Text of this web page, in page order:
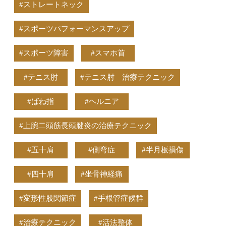
#ストレートネック
#スポーツパフォーマンスアップ
#スポーツ障害 #スマホ首
#テニス肘 #テニス肘 治療テクニック
#ばね指 #ヘルニア
#上腕二頭筋長頭腱炎の治療テクニック
#五十肩 #側弯症 #半月板損傷
#四十肩 #坐骨神経痛
#変形性股関節症 #手根管症候群
#治療テクニック #活法整体